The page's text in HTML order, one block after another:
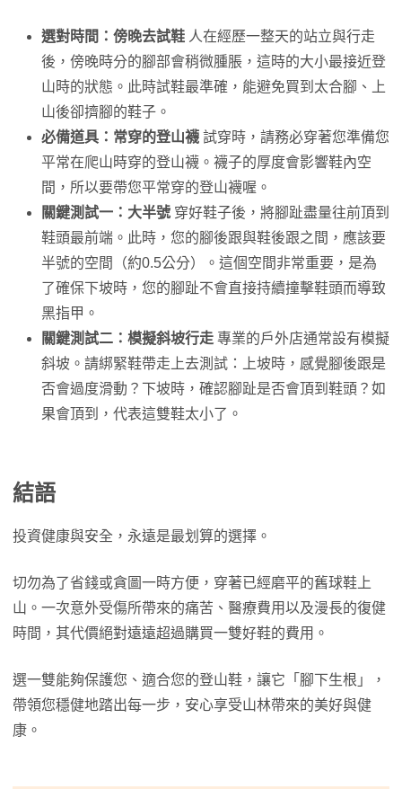
選對時間：傍晚去試鞋 人在經歷一整天的站立與行走
後，傍晚時分的腳部會稍微腫脹，這時的大小最接近登
山時的狀態。此時試鞋最準確，能避免買到太合腳、上
山後卻擠腳的鞋子。
必備道具：常穿的登山襪 試穿時，請務必穿著您準備您
平常在爬山時穿的登山襪。襪子的厚度會影響鞋內空
間，所以要帶您平常穿的登山襪喔。
關鍵測試一：大半號 穿好鞋子後，將腳趾盡量往前頂到
鞋頭最前端。此時，您的腳後跟與鞋後跟之間，應該要
半號的空間（約0.5公分）。這個空間非常重要，是為
了確保下坡時，您的腳趾不會直接持續撞擊鞋頭而導致
黑指甲。
關鍵測試二：模擬斜坡行走 專業的戶外店通常設有模擬
斜坡。請綁緊鞋帶走上去測試：上坡時，感覺腳後跟是
否會過度滑動？下坡時，確認腳趾是否會頂到鞋頭？如
果會頂到，代表這雙鞋太小了。
結語
投資健康與安全，永遠是最划算的選擇。
切勿為了省錢或貪圖一時方便，穿著已經磨平的舊球鞋上
山。一次意外受傷所帶來的痛苦、醫療費用以及漫長的復健
時間，其代價絕對遠遠超過購買一雙好鞋的費用。
選一雙能夠保護您、適合您的登山鞋，讓它「腳下生根」，
帶領您穩健地踏出每一步，安心享受山林帶來的美好與健
康。